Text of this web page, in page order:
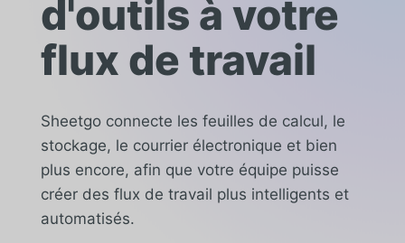
d'outils à votre
flux de travail
Sheetgo connecte les feuilles de calcul, le
stockage, le courrier électronique et bien
plus encore, afin que votre équipe puisse
créer des flux de travail plus intelligents et
automatisés.